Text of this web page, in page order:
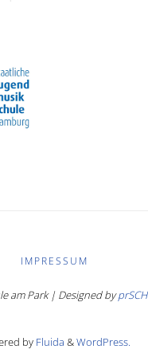
IMPRESSUM
am Park | Designed by
byFluida &WordPress.